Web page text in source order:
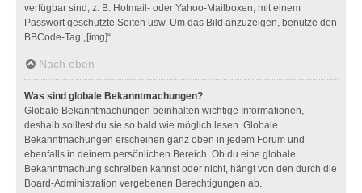
verfügbar sind, z. B. Hotmail- oder Yahoo-Mailboxen, mit einem
Passwort geschützte Seiten usw. Um das Bild anzuzeigen, benutze den
BBCode-Tag „[img]“.
Nach oben
Was sind globale Bekanntmachungen?
Globale Bekanntmachungen beinhalten wichtige Informationen,
deshalb solltest du sie so bald wie möglich lesen. Globale
Bekanntmachungen erscheinen ganz oben in jedem Forum und
ebenfalls in deinem persönlichen Bereich. Ob du eine globale
Bekanntmachung schreiben kannst oder nicht, hängt von den durch die
Board-Administration vergebenen Berechtigungen ab.